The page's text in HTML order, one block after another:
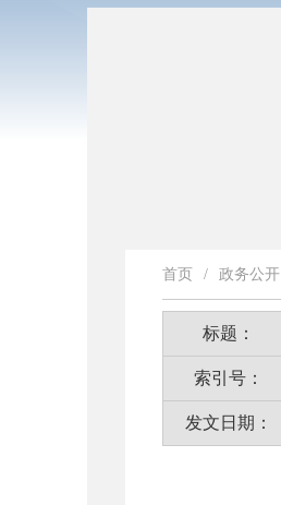
首页 / 政务公开
标题：
索引号：
发文日期：